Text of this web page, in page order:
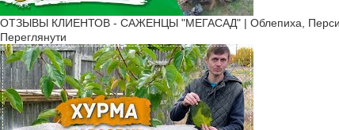
ОТЗЫВЫ КЛИЕНТОВ - САЖЕНЦЫ "МЕГАСАД" | Облепиха, Персик
Переглянути